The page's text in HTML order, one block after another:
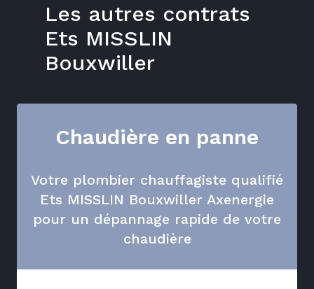
Les autres contrats
Ets MISSLIN
Bouxwiller
Chaudière en panne
Votre plombier chauffagiste qualifié
Ets MISSLIN Bouxwiller Axenergie
pour un dépannage rapide de votre
chaudière